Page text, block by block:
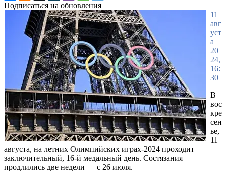
Подписаться на обновления
11
авг
уст
а
20
24,
16:
30
В
вос
кре
сен
ье,
11
августа, на летних Олимпийских играх-2024 проходит
заключительный, 16-й медальный день. Состязания
продлились две недели — с 26 июля.